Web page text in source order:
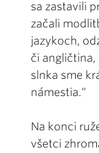
sa zastavili
začali
jazykoch,
či angličtina,
slnka sme
námestia.“
Na konci
všetci